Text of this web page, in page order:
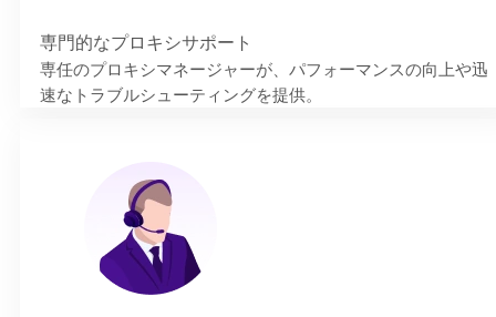
専門的なプロキシサポート
専任のプロキシマネージャーが、パフォーマンスの向上や迅
速なトラブルシューティングを提供。